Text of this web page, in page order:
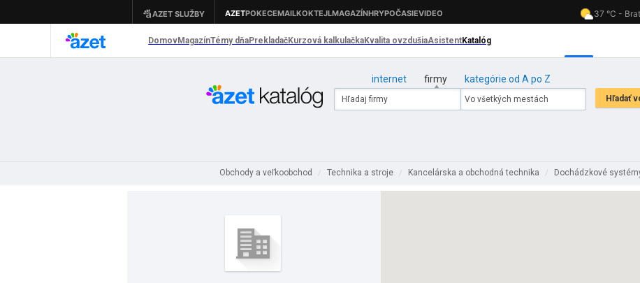
internet firmy kategórie od A po Z
Obchody a veľkoobchod / Technika a stroje / Kancelárska a obchodná technika / Dochádzkové